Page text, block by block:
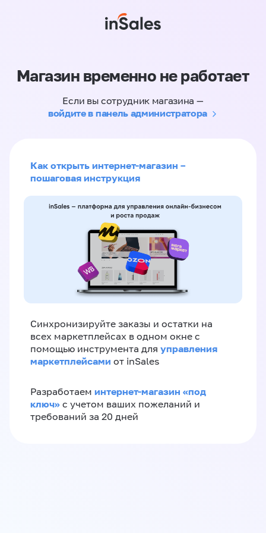
Магазин временно не работает
Если вы сотрудник магазина —
войдите в панель администратора
Как открыть интернет-магазин –
пошаговая инструкция
Синхронизируйте заказы и остатки на
всех маркетплейсах в одном окне с
помощью инструмента для управления
маркетплейсами от inSales
Разработаем интернет-магазин «‎под
ключ»‎ с учетом ваших пожеланий и
требований за 20 дней